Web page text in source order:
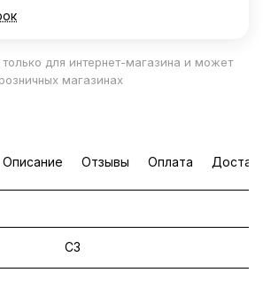
для интернет-магазина и может
магазинах
Описание Отзывы Оплата
С3